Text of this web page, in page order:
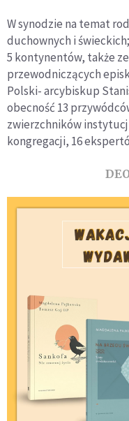
W synodzie na temat
duchownych i
5 kontynentów, także
przewodniczących
Polski- arcybiskup
obecność 13
zwierzchników
kongregacji, 16